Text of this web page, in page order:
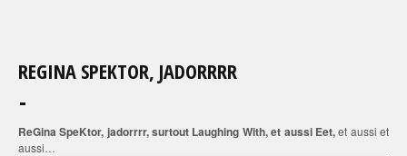
REGINA SPEKTOR, JADORRRR
ReGina SpeKtor, jadorrrr, surtout Laughing With, et aussi Eet,et aussi et
aussi…